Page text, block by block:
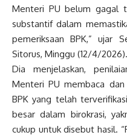
Menteri PU belum gagal
substantif dalam
pemeriksaan BPK,” ujar
Sitorus, Minggu (12/4/
Dia menjelaskan,
Menteri PU membaca
BPK yang telah
besar dalam birokrasi,
cukup untuk disebut hasil.